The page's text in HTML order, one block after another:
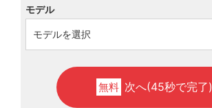
モデル
無料 次へ(45秒で完了)